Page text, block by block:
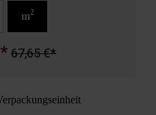
m2
67,65 €*